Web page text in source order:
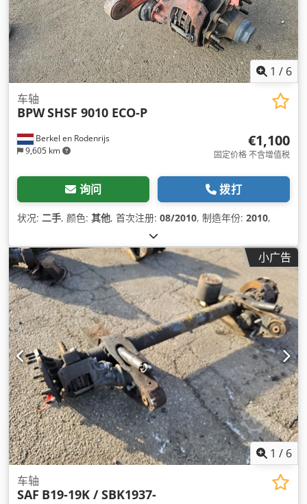
1 / 6
Berkel en Rodenrijs
9,605 km
车轴
BPWSHSF 9010 ECO-P
€1,100
固定价格 不含增值税
询问 拨打
状况: 二手, 颜色: 其他, 首次注册: 08/2010, 制造年份: 2010,
小广告
1 / 6
车轴
SAF B19-19K / SBK1937-